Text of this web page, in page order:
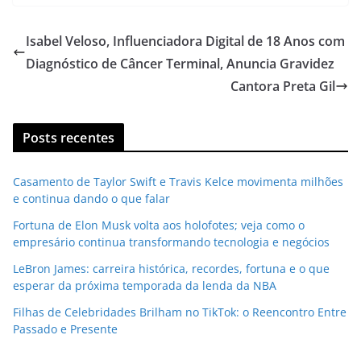
Isabel Veloso, Influenciadora Digital de 18 Anos com
Diagnóstico de Câncer Terminal, Anuncia Gravidez
Cantora Preta Gil
Posts recentes
Casamento de Taylor Swift e Travis Kelce movimenta milhões
e continua dando o que falar
Fortuna de Elon Musk volta aos holofotes; veja como o
empresário continua transformando tecnologia e negócios
LeBron James: carreira histórica, recordes, fortuna e o que
esperar da próxima temporada da lenda da NBA
Filhas de Celebridades Brilham no TikTok: o Reencontro Entre
Passado e Presente